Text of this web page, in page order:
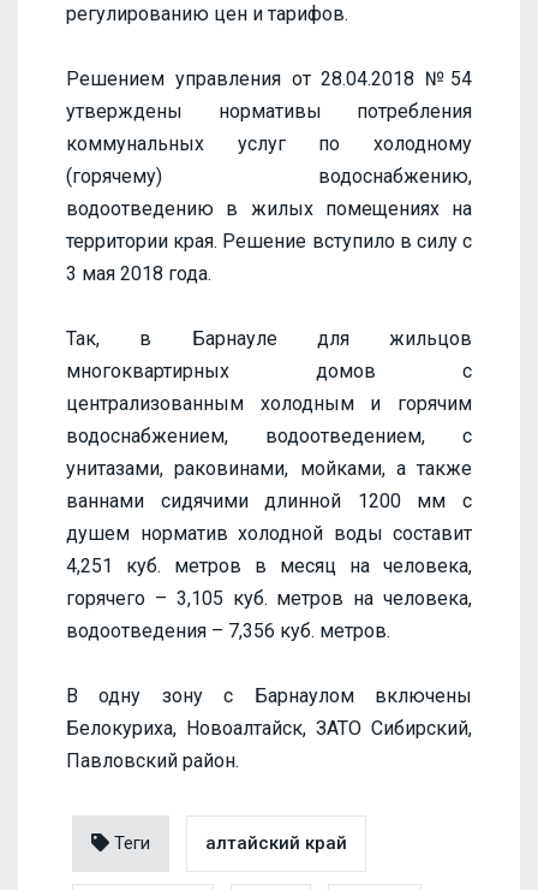
регулированию цен и тарифов.
Решением управления от 28.04.2018 №54
утверждены нормативы потребления
коммунальных услуг по холодному
(горячему) водоснабжению,
водоотведению в жилых помещениях на
территории края. Решение вступило в силу с
3 мая 2018 года.
Так, в Барнауле для жильцов
многоквартирных домов с
централизованным холодным и горячим
водоснабжением, водоотведением, с
унитазами, раковинами, мойками, а также
ваннами сидячими длинной 1200 мм с
душем норматив холодной воды составит
4,251 куб. метров в месяц на человека,
горячего – 3,105 куб. метров на человека,
водоотведения – 7,356 куб. метров.
В одну зону с Барнаулом включены
Белокуриха, Новоалтайск, ЗАТО Сибирский,
Павловский район.
Теги алтайский край